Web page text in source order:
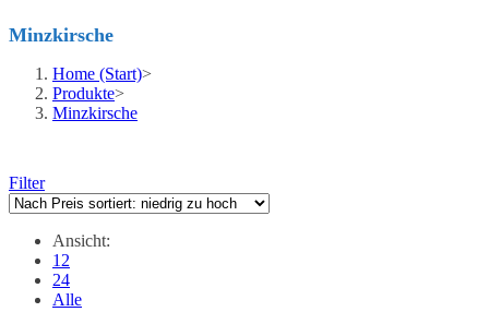
Minzkirsche
Home (Start)>
Produkte>
Minzkirsche
Filter
Ansicht:
12
24
Alle